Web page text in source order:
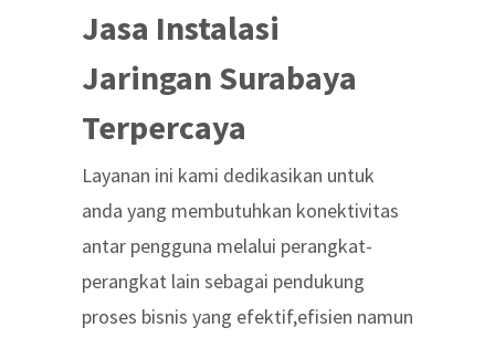
Jasa Instalasi
Jaringan Surabaya
Terpercaya
Layanan ini kami dedikasikan untuk
anda yang membutuhkan konektivitas
antar pengguna melalui perangkat-
perangkat lain sebagai pendukung
proses bisnis yang efektif,efisien namun